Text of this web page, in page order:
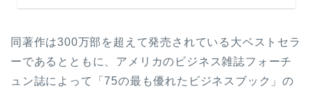
同著作は300万部を超えて発売されている大ベストセラ
ーであるとともに、アメリカのビジネス雑誌フォーチ
ュン誌によって「75の最も優れたビジネスブック」の